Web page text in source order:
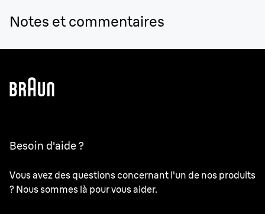
Notes et commentaires
Besoin d'aide ?
Vous avez des questions concernant l'un de nos produits
? Nous sommes là pour vous aider.